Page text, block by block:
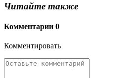
Читайте также
Комментарии 0
Комментировать